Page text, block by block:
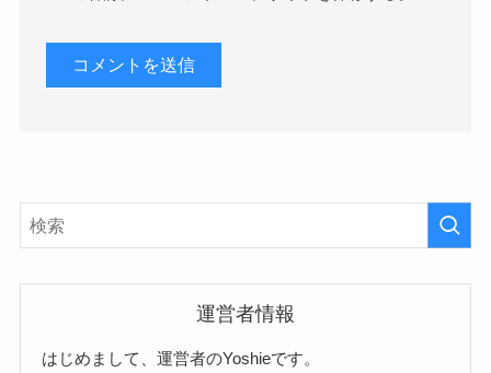
運営者情報
はじめまして、運営者のYoshieです。